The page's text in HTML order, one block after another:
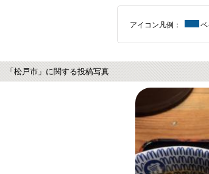
アイコン凡例：
「松戸市」に関する投稿写真